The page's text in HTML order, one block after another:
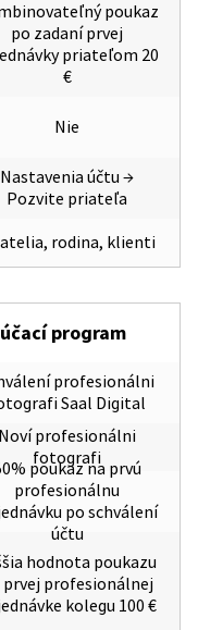
poukaz
po zadaní prvej
priateľom 20
€
Nie
Nastavenia účtu →
Pozvite priateľa
rodina, klienti
program
profesionálni
Saal Digital
Noví profesionálni
fotografi
poukaz na prvú
profesionálnu
po schválení
účtu
hodnota poukazu
prvej profesionálnej
kolegu 100 €